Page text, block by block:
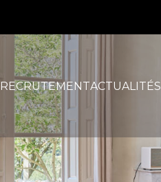
RECRUTEMENTACTUALITÉS